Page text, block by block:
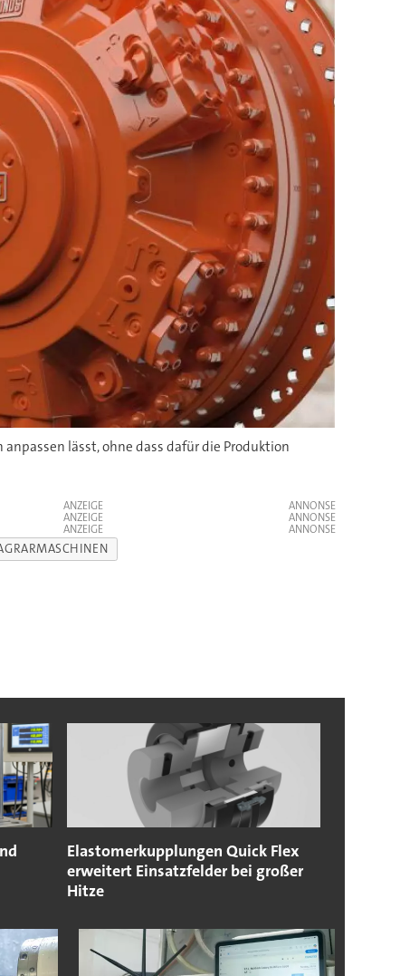
lässt, ohne dass dafür die Produktion
ANZEIGE
ANZEIGE
ANZEIGE
Elastomerkupplungen Quick Flex
erweitert Einsatzfelder bei großer
Hitze